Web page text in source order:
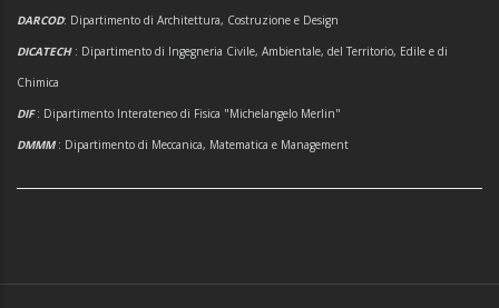
DARCOD: Dipartimento di Architettura, Costruzione e Design
DICATECH : Dipartimento di Ingegneria Civile, Ambientale, del Territorio, Edile e di
Chimica
DIF: Dipartimento Interateneo di Fisica "Michelangelo Merlin"
DMMM: Dipartimento di Meccanica, Matematica e Management